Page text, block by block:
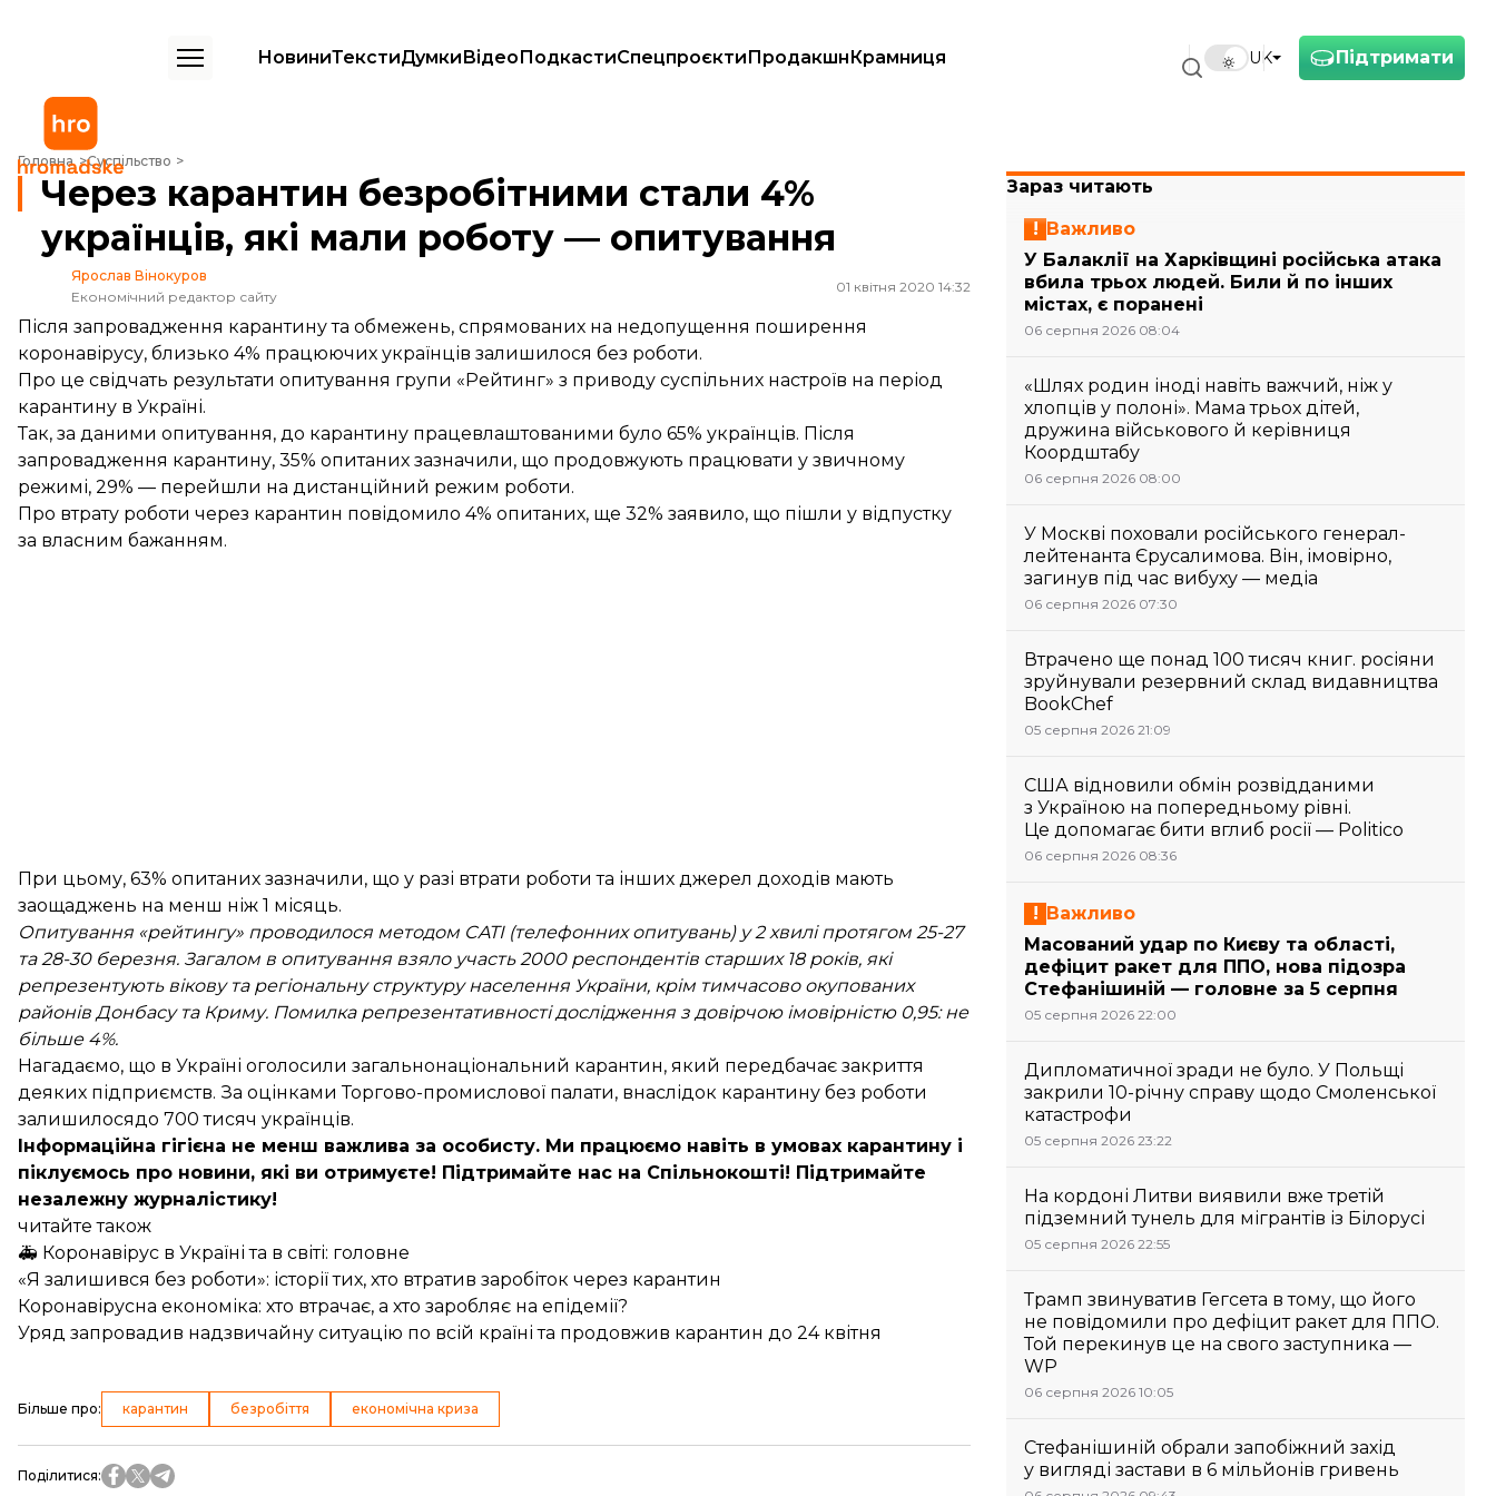
Підтримати
UK
НовиниТекстиДумкиВідеоПодкастиСпецпроєктиПродакшнКрамниця
Головна Суспільство
Через карантин безробітними стали 4% українців, які мали роботу — опитування
Через карантин безробітними стали 4%
українців, які мали роботу — опитування
Ярослав Вінокуров
Економічний редактор сайту
01 квітня 2020 14:32
Після запровадження карантину та обмежень, спрямованих на недопущення поширення
коронавірусу, близько 4% працюючих українців залишилося без роботи.
Про це свідчать результати опитування групи «Рейтинг» з приводу суспільних настроїв на період
карантину в Україні.
Так, за даними опитування, до карантину працевлаштованими було 65% українців. Після
запровадження карантину, 35% опитаних зазначили, що продовжують працювати у звичному
режимі, 29% — перейшли на дистанційний режим роботи.
Про втрату роботи через карантин повідомило 4% опитаних, ще 32% заявило, що пішли у відпустку
за власним бажанням.
При цьому, 63% опитаних зазначили, що у разі втрати роботи та інших джерел доходів мають
заощаджень на менш ніж 1 місяць.
Опитування «рейтингу» проводилося методом CATI (телефонних опитувань) у 2 хвилі протягом 25-27
та 28-30 березня. Загалом в опитування взяло участь 2000 респондентів старших 18 років, які
репрезентують вікову та регіональну структуру населення України, крім тимчасово окупованих
районів Донбасу та Криму. Помилка репрезентативності дослідження з довірчою імовірністю 0,95: не
більше 4%.
Нагадаємо, що в Україні оголосили загальнонаціональний карантин, який передбачає закриття
деяких підприємств. За оцінками Торгово-промислової палати, внаслідок карантину без роботи
залишилосядо 700 тисяч українців.
Інформаційна гігієна не менш важлива за особисту. Ми працюємо навіть в умовах карантину і
піклуємось про новини, які ви отримуєте! Підтримайте нас на Спільнокошті! Підтримайте
незалежну журналістику!
читайте також
🚑 Коронавірус в Україні та в світі: головне
«Я залишився без роботи»: історії тих, хто втратив заробіток через карантин
Коронавірусна економіка: хто втрачає, а хто заробляє на епідемії?
Уряд запровадив надзвичайну ситуацію по всій країні та продовжив карантин до 24 квітня
Більше про: карантин безробіття економічна криза
Поділитися:
Зараз читають
Важливо
У Балаклії на Харківщині російська атака
вбила трьох людей. Били й по інших
містах, є поранені
06 серпня 2026 08:04
«Шлях родин іноді навіть важчий, ніж у
хлопців у полоні». Мама трьох дітей,
дружина військового й керівниця
Коордштабу
06 серпня 2026 08:00
У Москві поховали російського генерал-
лейтенанта Єрусалимова. Він, імовірно,
загинув під час вибуху — медіа
06 серпня 2026 07:30
Втрачено ще понад 100 тисяч книг. росіяни
зруйнували резервний склад видавництва
BookChef
05 серпня 2026 21:09
США відновили обмін розвідданими
з Україною на попередньому рівні.
Це допомагає бити вглиб росії — Politico
06 серпня 2026 08:36
Важливо
Масований удар по Києву та області,
дефіцит ракет для ППО, нова підозра
Стефанішиній — головне за 5 серпня
05 серпня 2026 22:00
Дипломатичної зради не було. У Польщі
закрили 10-річну справу щодо Смоленської
катастрофи
05 серпня 2026 23:22
На кордоні Литви виявили вже третій
підземний тунель для мігрантів із Білорусі
05 серпня 2026 22:55
Трамп звинуватив Гегсета в тому, що його
не повідомили про дефіцит ракет для ППО.
Той перекинув це на свого заступника —
WP
06 серпня 2026 10:05
Стефанішиній обрали запобіжний захід
у вигляді застави в 6 мільйонів гривень